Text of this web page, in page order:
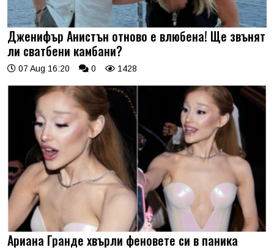
Дженифър Анистън отново е влюбена! Ще звънят
ли сватбени камбани?
07 Aug 16:20 0 1428
Ариана Гранде хвърли феновете си в паника